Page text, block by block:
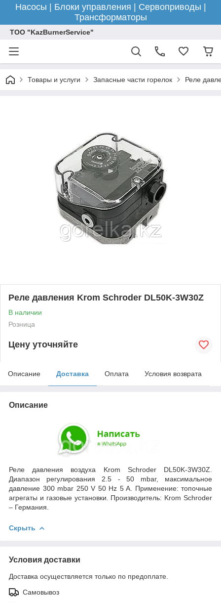
Насосы | Блоки управления | Сервоприводы |
Трансформаторы
ТОО "KazBurnerService"
Товары и услуги Запасные части горелок Реле
Реле давления Krom Schroder DL50K-3W30Z
В наличии
Розница
Цену уточняйте
Описание Доставка Оплата Условия возврата
Описание
Реле давления воздуха Krom Schroder DL50K-3W30Z.
Диапазон регулирования 2.5 - 50 mbar, максимальное
давление 300 mbar 250 V 50 Hz 5 A. Применение: топочные
агрегаты и газовые установки. Производитель: Krom Schroder
– Германия.
Скрыть
Условия доставки
Доставка осуществляется только по предоплате.
Самовывоз